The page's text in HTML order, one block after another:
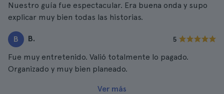
Nuestro guía fue espectacular. Era buena onda y supo
explicar muy bien todas las historias.
B B. 5
Fue muy entretenido. Valió totalmente lo pagado.
Organizado y muy bien planeado.
Ver más